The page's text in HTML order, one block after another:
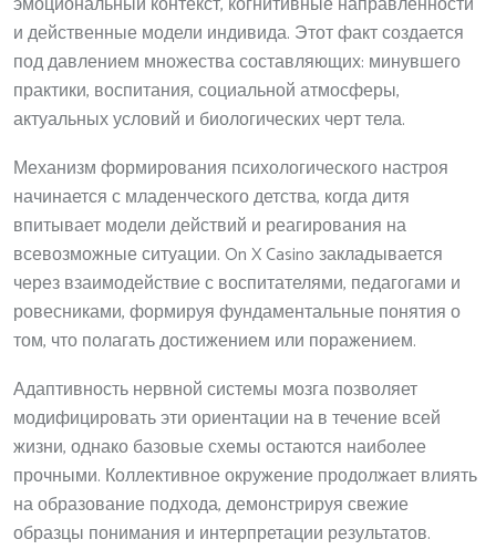
и действенные модели индивида. Этот факт создается
под давлением множества составляющих: минувшего
практики, воспитания, социальной атмосферы,
актуальных условий и биологических черт тела.
Механизм формирования психологического настроя
начинается с младенческого детства, когда дитя
впитывает модели действий и реагирования на
всевозможные ситуации. On X Casino закладывается
через взаимодействие с воспитателями, педагогами и
ровесниками, формируя фундаментальные понятия о
том, что полагать достижением или поражением.
Адаптивность нервной системы мозга позволяет
модифицировать эти ориентации на в течение всей
жизни, однако базовые схемы остаются наиболее
прочными. Коллективное окружение продолжает влиять
на образование подхода, демонстрируя свежие
образцы понимания и интерпретации результатов.